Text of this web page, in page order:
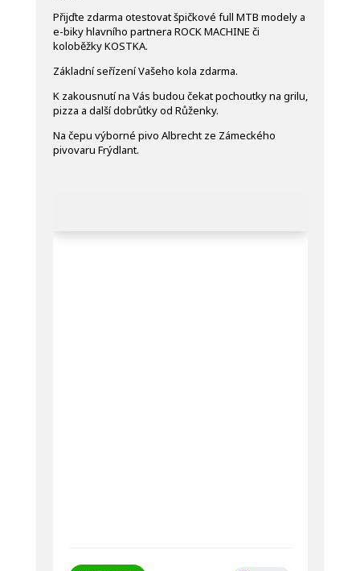
Přijďte zdarma otestovat špičkové full MTB modely a
e-biky hlavního partnera ROCK MACHINE či
koloběžky KOSTKA.
Základní seřízení Vašeho kola zdarma.
K zakousnutí na Vás budou čekat pochoutky na grilu,
pizza a další dobrůtky od Růženky.
Na čepu výborné pivo Albrecht ze Zámeckého
pivovaru Frýdlant.